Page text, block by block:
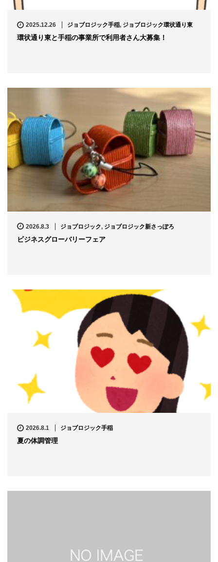
2025.12.26 ジョブロジック手稲, ジョブロジック環状通り東
環状通り東と手稲の事業所で利用者さん大募集！
2026.8.3 ジョブロジック, ジョブロジック新さっぽろ
ビジネスグローバリーフェア
2026.8.1 ジョブロジック手稲
夏の体調管理